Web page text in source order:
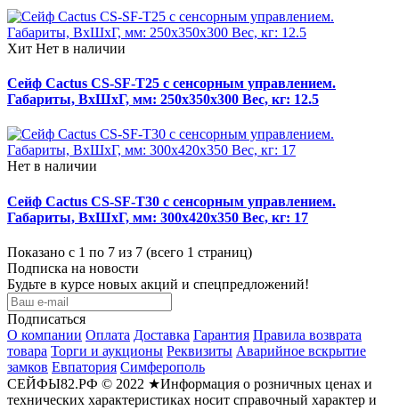
Хит Нет в наличии
Сейф Cactus CS-SF-T25 с сенсорным управлением.
Габариты, ВxШxГ, мм: 250x350x300 Вес, кг: 12.5
Нет в наличии
Сейф Cactus CS-SF-T30 с сенсорным управлением.
Габариты, ВxШxГ, мм: 300x420x350 Вес, кг: 17
Показано с 1 по 7 из 7 (всего 1 страниц)
Подписка на новости
Будьте в курсе новых акций и спецпредложений!
Подписаться
О компании Оплата Доставка Гарантия Правила возврата
товара Торги и аукционы Реквизиты Аварийное вскрытие
замков Евпатория Симферополь
СЕЙФЫ82.РФ © 2022 ★Информация о розничных ценах и
технических характеристиках носит справочный характер и